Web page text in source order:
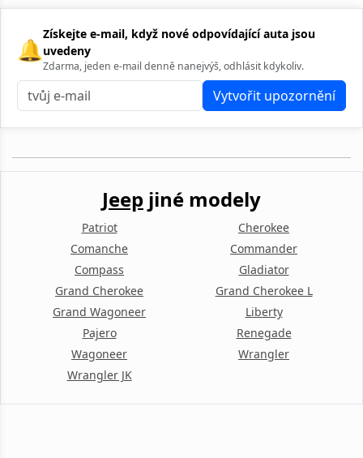
🔔
Získejte e-mail, když nové odpovídající auta jsou
uvedeny
Zdarma, jeden e-mail denně nanejvýš, odhlásit kdykoliv.
Vytvořit upozornění
Jeep jiné modely
Patriot
Cherokee
Comanche
Commander
Compass
Gladiator
Grand Cherokee
Grand Cherokee L
Grand Wagoneer
Liberty
Pajero
Renegade
Wagoneer
Wrangler
Wrangler JK